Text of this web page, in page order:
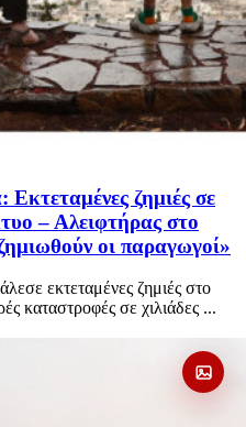
ζημιές σε
– Αλειφτήρας στο
οι παραγωγοί»
εκτεταμένες ζημιές στο
καταστροφές σε χιλιάδες ...